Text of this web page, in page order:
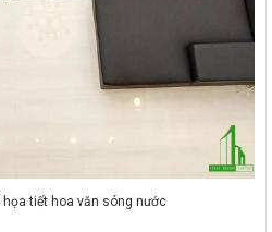
tiết hoa văn sóng nước